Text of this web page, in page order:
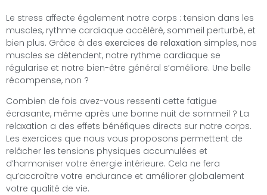
Le stress affecte également notre corps : tension dans les
muscles, rythme cardiaque accéléré, sommeil perturbé, et
bien plus. Grâce à des exercices de relaxation simples, nos
muscles se détendent, notre rythme cardiaque se
régularise et notre bien-être général s’améliore. Une belle
récompense, non ?
Combien de fois avez-vous ressenti cette fatigue
écrasante, même après une bonne nuit de sommeil ? La
relaxation a des effets bénéfiques directs sur notre corps.
Les exercices que nous vous proposons permettent de
relâcher les tensions physiques accumulées et
d’harmoniser votre énergie intérieure. Cela ne fera
qu’accroître votre endurance et améliorer globalement
votre qualité de vie.